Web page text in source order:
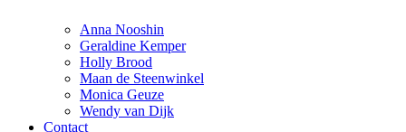
Anna Nooshin
Geraldine Kemper
Holly Brood
Maan de Steenwinkel
Monica Geuze
Wendy van Dijk
Contact